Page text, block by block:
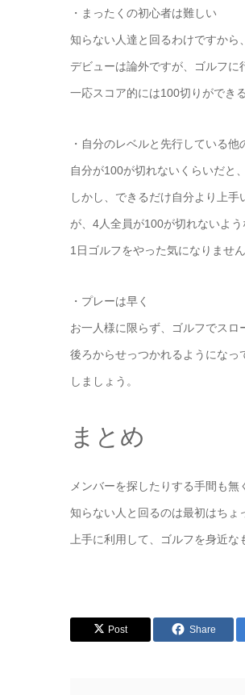
・まったくの初心者は難しい
知らない人達と回るわけですから
デビューは論外ですが、ゴルフに
一応スコア的には100切りができ
・自分のレベルと先行している
自分が100が切れないくらいだと
しかし、できるだけ自分より上
が、4人全員が100が切れないよ
1日ゴルフをやった気になりませ
・プレーは早く
お一人様に限らず、ゴルフでスロ
後ろからせっつかれるようにな
しましょう。
まとめ
メンバーを探したりする手間も
知らない人と回るのは最初はちょ
上手に利用して、ゴルフを身近な
Post Share